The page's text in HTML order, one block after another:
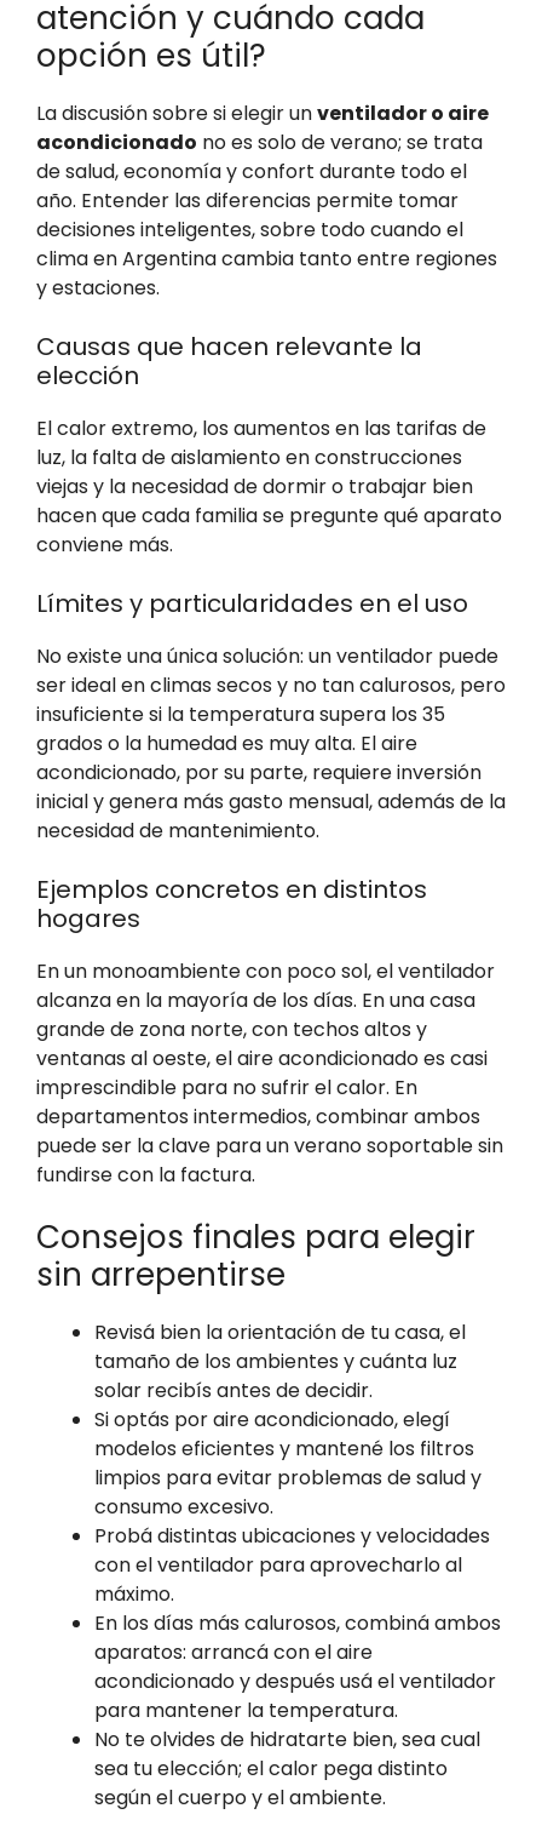
atención y cuándo cada
opción es útil?
La discusión sobre si elegir unventilador o aire
acondicionado no es solo de verano; se trata
de salud, economía y confort durante todo el
año. Entender las diferencias permite tomar
decisiones inteligentes, sobre todo cuando el
clima en Argentina cambia tanto entre regiones
y estaciones.
Causas que hacen relevante la
elección
El calor extremo, los aumentos en las tarifas de
luz, la falta de aislamiento en construcciones
viejas y la necesidad de dormir o trabajar bien
hacen que cada familia se pregunte qué aparato
conviene más.
Límites y particularidades en el uso
No existe una única solución: un ventilador puede
ser ideal en climas secos y no tan calurosos, pero
insuficiente si la temperatura supera los 35
grados o la humedad es muy alta. El aire
acondicionado, por su parte, requiere inversión
inicial y genera más gasto mensual, además de la
necesidad de mantenimiento.
Ejemplos concretos en distintos
hogares
En un monoambiente con poco sol, el ventilador
alcanza en la mayoría de los días. En una casa
grande de zona norte, con techos altos y
ventanas al oeste, el aire acondicionado es casi
imprescindible para no sufrir el calor. En
departamentos intermedios, combinar ambos
puede ser la clave para un verano soportable sin
fundirse con la factura.
Consejos finales para elegir
sin arrepentirse
Revisá bien la orientación de tu casa, el
tamaño de los ambientes y cuánta luz
solar recibís antes de decidir.
Si optás por aire acondicionado, elegí
modelos eficientes y mantené los filtros
limpios para evitar problemas de salud y
consumo excesivo.
Probá distintas ubicaciones y velocidades
con el ventilador para aprovecharlo al
máximo.
En los días más calurosos, combiná ambos
aparatos: arrancá con el aire
acondicionado y después usá el ventilador
para mantener la temperatura.
No te olvides de hidratarte bien, sea cual
sea tu elección; el calor pega distinto
según el cuerpo y el ambiente.